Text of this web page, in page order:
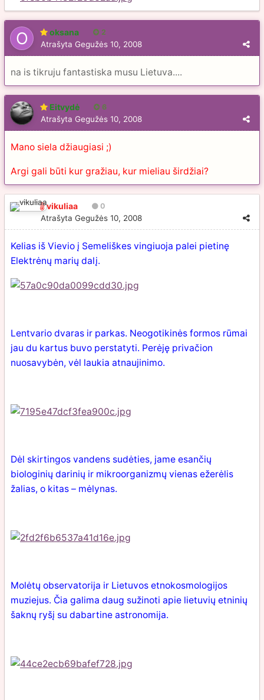
oksana 2
Atrašyta Gegužės 10, 2008
na is tikruju fantastiska musu Lietuva....
Eitvydė 6
Atrašyta Gegužės 10, 2008
Mano siela džiaugiasi ;)
Argi gali būti kur gražiau, kur mieliau širdžiai?
vikuliaa 0
Atrašyta Gegužės 10, 2008
Kelias iš Vievio į Semeliškes vingiuoja palei pietinę
Elektrėnų marių dalį.
Lentvario dvaras ir parkas. Neogotikinės formos rūmai
jau du kartus buvo perstatyti. Perėję privačion
nuosavybėn, vėl laukia atnaujinimo.
Dėl skirtingos vandens sudėties, jame esančių
biologinių darinių ir mikroorganizmų vienas ežerėlis
žalias, o kitas – mėlynas.
Molėtų observatorija ir Lietuvos etnokosmologijos
muziejus. Čia galima daug sužinoti apie lietuvių etninių
šaknų ryšį su dabartine astronomija.